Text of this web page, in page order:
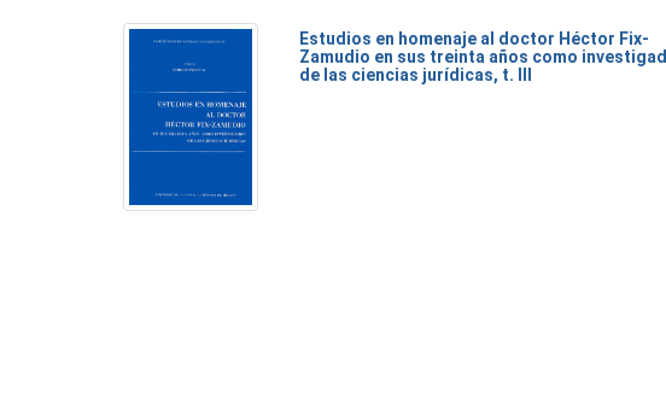
Estudios en homenaje al doctor Héctor Fix-
Zamudio en sus treinta años como
de las ciencias jurídicas, t. III